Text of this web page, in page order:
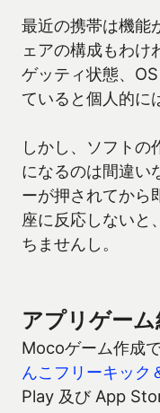
最近の携帯は機能
ェアの構成もわけ
ゲッティ状態、
ていると個人的に
しかし、ソフトの
になるのは間違い
ーが押されてから
座に反応しないと
ちませんし。
アプリゲー
Mocoゲーム作成
んこフリーキック
Play 及び App